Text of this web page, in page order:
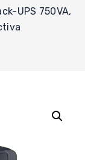
UPS 750VA,